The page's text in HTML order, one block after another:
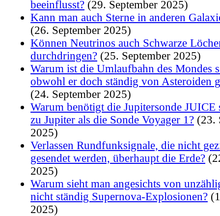
beeinflusst? (29. September 2025)
Kann man auch Sterne in anderen
(26. September 2025)
Können Neutrinos auch Schwarze
durchdringen? (25. September 2025)
Warum ist die Umlaufbahn des Mondes
obwohl er doch ständig von Asteroiden
(24. September 2025)
Warum benötigt die Jupitersonde JUICE
zu Jupiter als die Sonde Voyager 1? (23.
2025)
Verlassen Rundfunksignale, die nicht
gesendet werden, überhaupt die Erde?
2025)
Warum sieht man angesichts von
nicht ständig Supernova-Explosionen?
2025)